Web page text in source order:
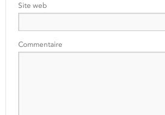
Site web
Commentaire